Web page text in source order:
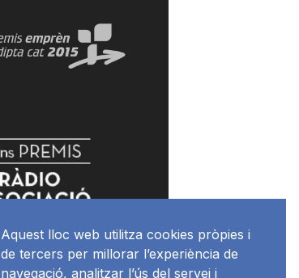
Aquest lloc web utilitza cookies pròpies i
de tercers per millorar l’experiència de
navegació, analitzar l’ús del servei i